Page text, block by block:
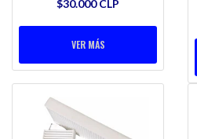
$30.000 CLP
VER MÁS